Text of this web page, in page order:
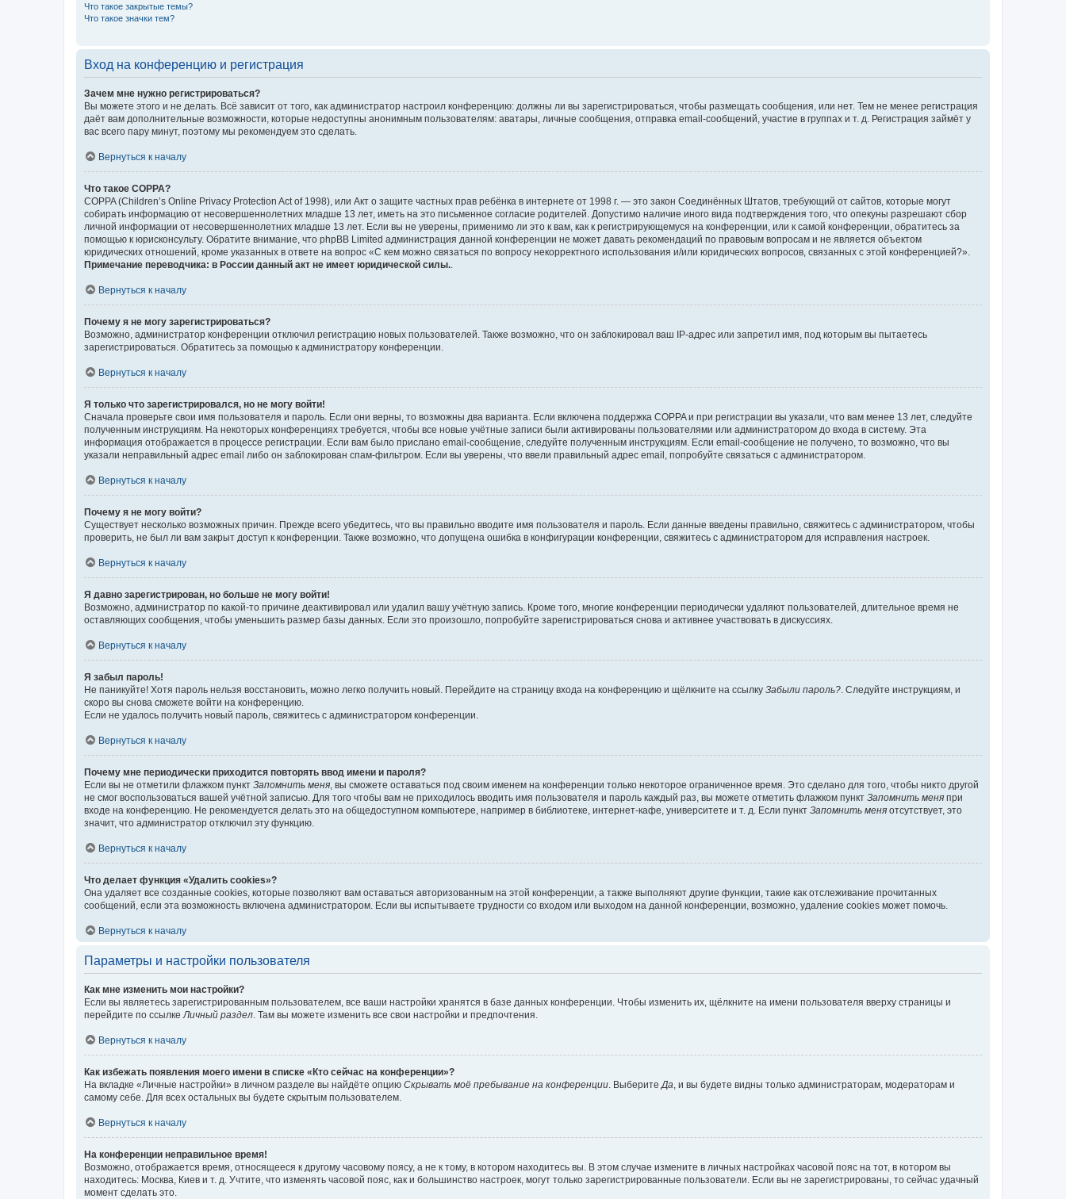
Что такое закрытые темы?
Что такое значки тем?
Вход на конференцию и регистрация
Зачем мне нужно регистрироваться?
Вы можете этого и не делать. Всё зависит от того, как администратор настроил конференцию: должны ли вы зарегистрироваться, чтобы размещать сообщения, или нет. Тем не менее регистрация
даёт вам дополнительные возможности, которые недоступны анонимным пользователям: аватары, личные сообщения, отправка email-сообщений, участие в группах и т. д. Регистрация займёт у
вас всего пару минут, поэтому мы рекомендуем это сделать.
Вернуться к началу
Что такое COPPA?
COPPA (Children’s Online Privacy Protection Act of 1998), или Акт о защите частных прав ребёнка в интернете от 1998 г. — это закон Соединённых Штатов, требующий от сайтов, которые могут
собирать информацию от несовершеннолетних младше 13 лет, иметь на это письменное согласие родителей. Допустимо наличие иного вида подтверждения того, что опекуны разрешают сбор
личной информации от несовершеннолетних младше 13 лет. Если вы не уверены, применимо ли это к вам, как к регистрирующемуся на конференции, или к самой конференции, обратитесь за
помощью к юрисконсульту. Обратите внимание, что phpBB Limited администрация данной конференции не может давать рекомендаций по правовым вопросам и не является объектом
юридических отношений, кроме указанных в ответе на вопрос «С кем можно связаться по вопросу некорректного использования и/или юридических вопросов, связанных с этой конференцией?».
Примечание переводчика: в России данный акт не имеет юридической силы.
Вернуться к началу
Почему я не могу зарегистрироваться?
Возможно, администратор конференции отключил регистрацию новых пользователей. Также возможно, что он заблокировал ваш IP-адрес или запретил имя, под которым вы пытаетесь
зарегистрироваться. Обратитесь за помощью к администратору конференции.
Вернуться к началу
Я только что зарегистрировался, но не могу войти!
Сначала проверьте свои имя пользователя и пароль. Если они верны, то возможны два варианта. Если включена поддержка COPPA и при регистрации вы указали, что вам менее 13 лет, следуйте
полученным инструкциям. На некоторых конференциях требуется, чтобы все новые учётные записи были активированы пользователями или администратором до входа в систему. Эта
информация отображается в процессе регистрации. Если вам было прислано email-сообщение, следуйте полученным инструкциям. Если email-сообщение не получено, то возможно, что вы
указали неправильный адрес email либо он заблокирован спам-фильтром. Если вы уверены, что ввели правильный адрес email, попробуйте связаться с администратором.
Вернуться к началу
Почему я не могу войти?
Существует несколько возможных причин. Прежде всего убедитесь, что вы правильно вводите имя пользователя и пароль. Если данные введены правильно, свяжитесь с администратором, чтобы
проверить, не был ли вам закрыт доступ к конференции. Также возможно, что допущена ошибка в конфигурации конференции, свяжитесь с администратором для исправления настроек.
Вернуться к началу
Я давно зарегистрирован, но больше не могу войти!
Возможно, администратор по какой-то причине деактивировал или удалил вашу учётную запись. Кроме того, многие конференции периодически удаляют пользователей, длительное время не
оставляющих сообщения, чтобы уменьшить размер базы данных. Если это произошло, попробуйте зарегистрироваться снова и активнее участвовать в дискуссиях.
Вернуться к началу
Я забыл пароль!
Не паникуйте! Хотя пароль нельзя восстановить, можно легко получить новый. Перейдите на страницу входа на конференцию и щёлкните на ссылку Забыли пароль? . Следуйте инструкциям, и
скоро вы снова сможете войти на конференцию.
Если не удалось получить новый пароль, свяжитесь с администратором конференции.
Вернуться к началу
Почему мне периодически приходится повторять ввод имени и пароля?
Если вы не отметили флажком пункт Запомнить меня , вы сможете оставаться под своим именем на конференции только некоторое ограниченное время. Это сделано для того, чтобы никто другой
не смог воспользоваться вашей учётной записью. Для того чтобы вам не приходилось вводить имя пользователя и пароль каждый раз, вы можете отметить флажком пункт Запомнить меня при
входе на конференцию. Не рекомендуется делать это на общедоступном компьютере, например в библиотеке, интернет-кафе, университете и т. д. Если пункт Запомнить меня отсутствует, это
значит, что администратор отключил эту функцию.
Вернуться к началу
Что делает функция «Удалить cookies»?
Она удаляет все созданные cookies, которые позволяют вам оставаться авторизованным на этой конференции, а также выполняют другие функции, такие как отслеживание прочитанных
сообщений, если эта возможность включена администратором. Если вы испытываете трудности со входом или выходом на данной конференции, возможно, удаление cookies может помочь.
Вернуться к началу
Параметры и настройки пользователя
Как мне изменить мои настройки?
Если вы являетесь зарегистрированным пользователем, все ваши настройки хранятся в базе данных конференции. Чтобы изменить их, щёлкните на имени пользователя вверху страницы и
перейдите по ссылке Личный раздел . Там вы можете изменить все свои настройки и предпочтения.
Вернуться к началу
Как избежать появления моего имени в списке «Кто сейчас на конференции»?
На вкладке «Личные настройки» в личном разделе вы найдёте опцию Скрывать моё пребывание на конференции . Выберите Да , и вы будете видны только администраторам, модераторам и
самому себе. Для всех остальных вы будете скрытым пользователем.
Вернуться к началу
На конференции неправильное время!
Возможно, отображается время, относящееся к другому часовому поясу, а не к тому, в котором находитесь вы. В этом случае измените в личных настройках часовой пояс на тот, в котором вы
находитесь: Москва, Киев и т. д. Учтите, что изменять часовой пояс, как и большинство настроек, могут только зарегистрированные пользователи. Если вы не зарегистрированы, то сейчас удачный
момент сделать это.